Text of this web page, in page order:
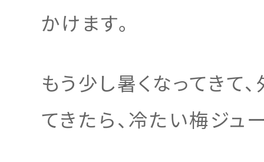
かけます。
もう少し暑くなってきて
てきたら、冷たい梅ジュ